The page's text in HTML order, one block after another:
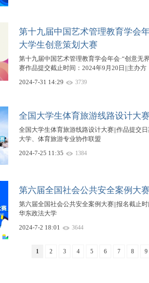
第十九届中国艺术管理教育学会
大学生创意策划大赛
第十九届中国艺术管理教育学会年会·“创意无
赛作品提交截止时间：2024年9月20日||主办
2024-7-31 14:29
3739
全国大学生体育旅游线路设计大赛
全国大学生体育旅游线路设计大赛||作品提交
大学、体育旅游专业协作联盟
2024-7-25 11:35
1384
第六届全国社会公共安全案例大赛
第六届全国社会公共安全案例大赛||报名截止
华东政法大学
2024-7-2 18:01
3644
1 2 3 4 5 6 7 8 9